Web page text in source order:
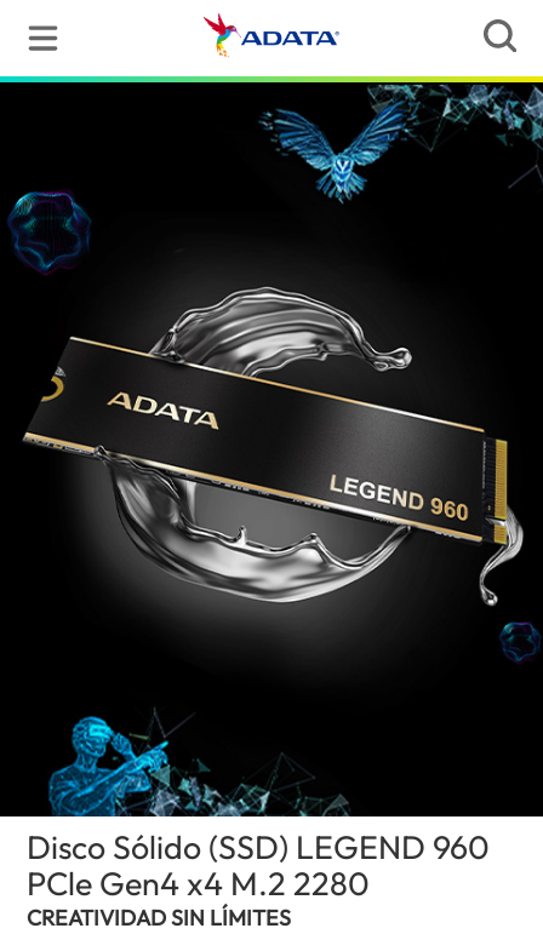
Disco Sólido (SSD) LEGEND 960
PCle Gen4 x4 M.2 2280
CREATIVIDAD SIN LÍMITES